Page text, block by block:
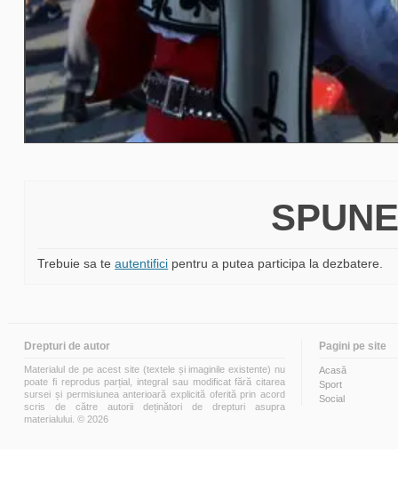
Trebuie sa teautentifici pentru a putea participa la dezbatere.
Drepturi de autor
Materialul de pe acest site (textele și imaginile existente) nu
poate fi reprodus parțial, integral sau modificat fără citarea
sursei și permisiunea anterioară explicită oferită prin acord
scris de către autorii deținători de drepturi asupra
materialului. © 2026
Pagini pe site
Acasă
Sport
Social